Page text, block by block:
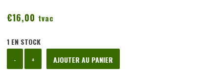
€16,00 tvac
1 EN STOCK
-
de
+ AJOUTER AU PANIER